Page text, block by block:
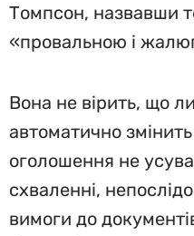
Томпсон, назвавши
«провальною і
Вона не вірить, що
автоматично
оголошення не
схваленні,
вимоги до